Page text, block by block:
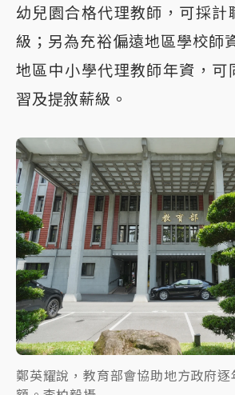
幼兒園合格代理教師，可採計
級；另為充裕偏遠地區學校師
地區中小學代理教師年資，可
習及提敘薪級。
鄭英耀說，教育部會協助地方政府逐